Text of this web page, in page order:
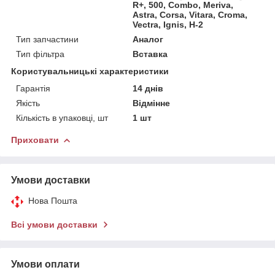
R+, 500, Combo, Meriva,
Astra, Corsa, Vitara, Croma,
Vectra, Ignis, H-2
Тип запчастини
Аналог
Тип фільтра
Вставка
Користувальницькі характеристики
Гарантія
14 днів
Якість
Відмінне
Кількість в упаковці, шт
1 шт
Приховати
Умови доставки
Нова Пошта
Всі умови доставки
Умови оплати